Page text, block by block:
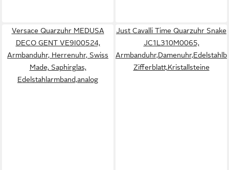
Versace Quarzuhr MEDUSA
DECO GENT VE9I00524,
Armbanduhr, Herrenuhr, Swiss
Made, Saphirglas,
Edelstahlarmband,analog
Just Cavalli Time Quarzuhr Snake
JC1L310M0065,
Zifferblatt,Kristallsteine